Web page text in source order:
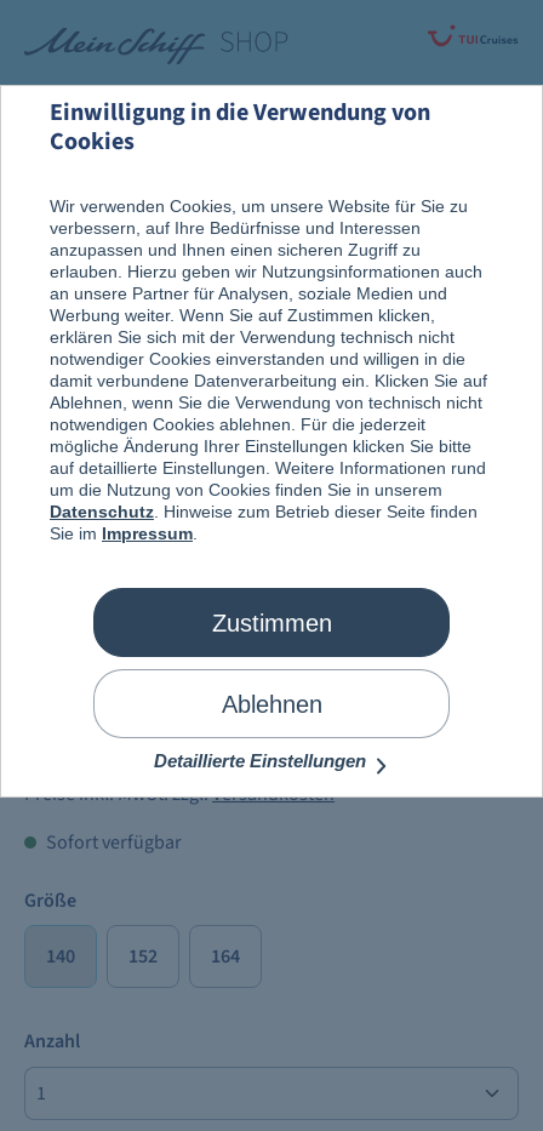
Rund um die Kreuzfahrt
Vor der Reise
Reise, Ausflug & An Bord
Mein Schiff®Kinder Shipster T-
Shirt 2024
Preise inkl. MwSt. zzgl.Versandkosten
Sofort verfügbar
Größe
140 152 164
Anzahl
Einwilligung in die Verwendung von
Cookies
Wir verwenden Cookies, um unsere Website für Sie zu
verbessern, auf Ihre Bedürfnisse und Interessen
anzupassen und Ihnen einen sicheren Zugriff zu
erlauben. Hierzu geben wir Nutzungsinformationen auch
an unsere Partner für Analysen, soziale Medien und
Werbung weiter. Wenn Sie auf Zustimmen klicken,
erklären Sie sich mit der Verwendung technisch nicht
notwendiger Cookies einverstanden und willigen in die
damit verbundene Datenverarbeitung ein. Klicken Sie auf
Ablehnen, wenn Sie die Verwendung von technisch nicht
notwendigen Cookies ablehnen. Für die jederzeit
mögliche Änderung Ihrer Einstellungen klicken Sie bitte
auf detaillierte Einstellungen. Weitere Informationen rund
um die Nutzung von Cookies finden Sie in unserem
Datenschutz . Hinweise zum Betrieb dieser Seite finden
Sie im Impressum
Zustimmen
Ablehnen
Detaillierte Einstellungen